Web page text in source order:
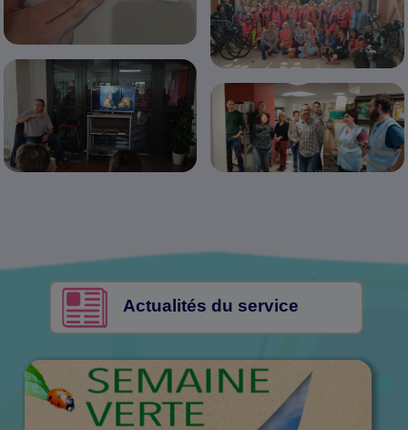
Actualités du service